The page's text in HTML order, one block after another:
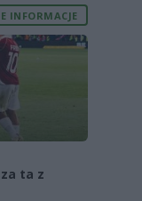
INFORMACJE
ta z